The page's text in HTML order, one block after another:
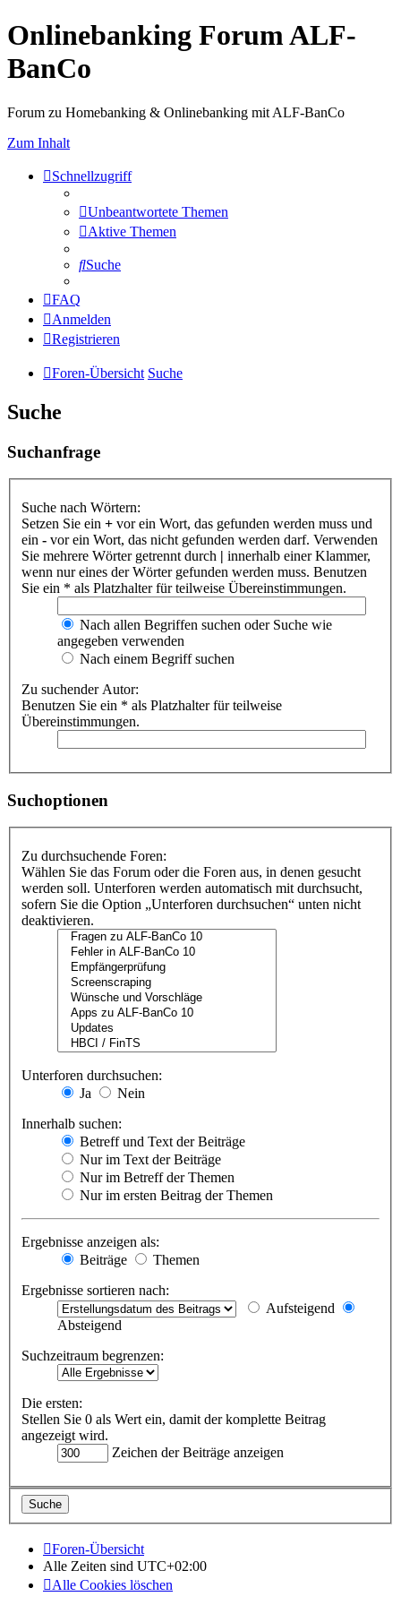
Onlinebanking Forum ALF-
BanCo
Forum zu Homebanking & Onlinebanking mit ALF-BanCo
Zum Inhalt
Schnellzugriff
Unbeantwortete Themen
Aktive Themen
Suche
FAQ
Anmelden
Registrieren
Foren-Übersicht Suche
Suche
Suchanfrage
Suche nach Wörtern:
Setzen Sie ein + vor ein Wort, das gefunden werden muss und
ein - vor ein Wort, das nicht gefunden werden darf. Verwenden
Sie mehrere Wörter getrennt durch | innerhalb einer Klammer,
wenn nur eines der Wörter gefunden werden muss. Benutzen
Sie ein * als Platzhalter für teilweise Übereinstimmungen.
Nach allen Begriffen suchen oder Suche wie
angegeben verwenden
Nach einem Begriff suchen
Zu suchender Autor:
Benutzen Sie ein * als Platzhalter für teilweise
Übereinstimmungen.
Suchoptionen
Zu durchsuchende Foren:
Wählen Sie das Forum oder die Foren aus, in denen gesucht
werden soll. Unterforen werden automatisch mit durchsucht,
sofern Sie die Option „Unterforen durchsuchen“ unten nicht
deaktivieren.
Unterforen durchsuchen:
Ja
Nein
Innerhalb suchen:
Betreff und Text der Beiträge
Nur im Text der Beiträge
Nur im Betreff der Themen
Nur im ersten Beitrag der Themen
Ergebnisse anzeigen als:
Beiträge
Themen
Ergebnisse sortieren nach:
Aufsteigend
Absteigend
Suchzeitraum begrenzen:
Die ersten:
Stellen Sie 0 als Wert ein, damit der komplette Beitrag
angezeigt wird.
Zeichen der Beiträge anzeigen
Foren-Übersicht
Alle Zeiten sind UTC+02:00
Alle Cookies löschen